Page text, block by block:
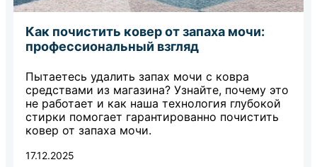
Как почистить ковер от запаха мочи:
профессиональный взгляд
Пытаетесь удалить запах мочи с ковра
средствами из магазина? Узнайте, почему это
не работает и как наша технология глубокой
стирки помогает гарантированно почистить
ковер от запаха мочи.
17.12.2025